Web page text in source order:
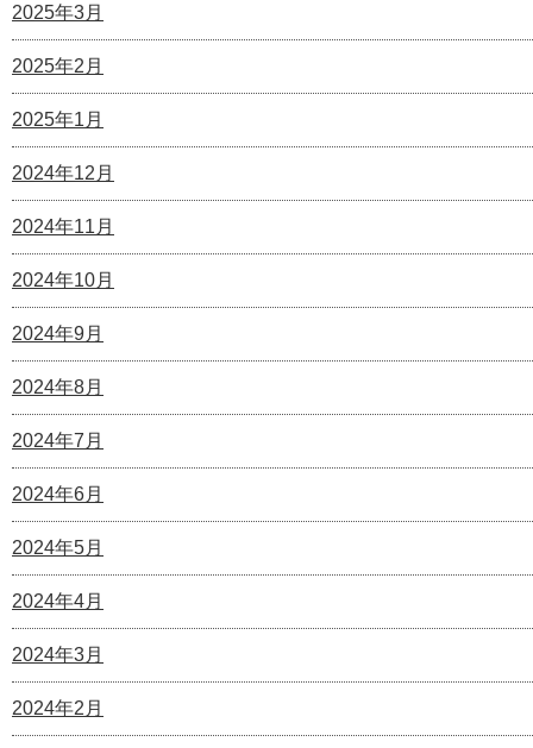
2025年3月
2025年2月
2025年1月
2024年12月
2024年11月
2024年10月
2024年9月
2024年8月
2024年7月
2024年6月
2024年5月
2024年4月
2024年3月
2024年2月